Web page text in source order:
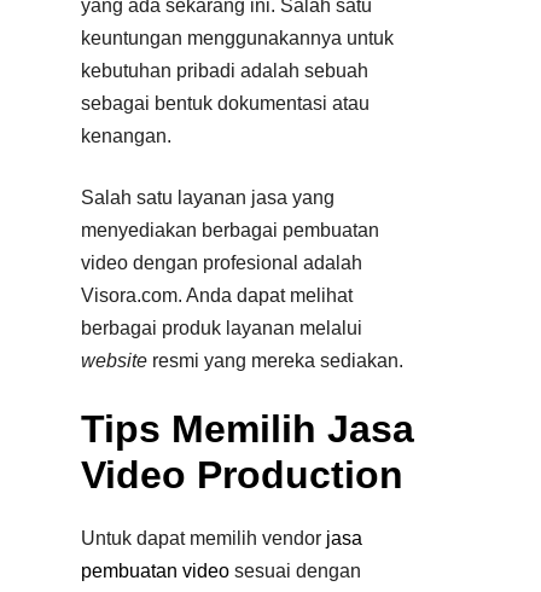
yang ada sekarang ini. Salah satu
keuntungan menggunakannya untuk
kebutuhan pribadi adalah sebuah
sebagai bentuk dokumentasi atau
kenangan.
Salah satu layanan jasa yang
menyediakan berbagai pembuatan
video dengan profesional adalah
Visora.com. Anda dapat melihat
berbagai produk layanan melalui
website resmi yang mereka sediakan.
Tips Memilih Jasa
Video Production
Untuk dapat memilih vendor jasa
pembuatan video sesuai dengan